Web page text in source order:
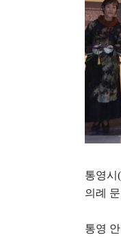
통영시 (
의례
통영